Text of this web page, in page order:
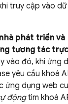
truy cập vào
phát triển
tương tác
vào đó, khi ứng
yêu cầu khoá
ứng dụng web
độngtìm khoá